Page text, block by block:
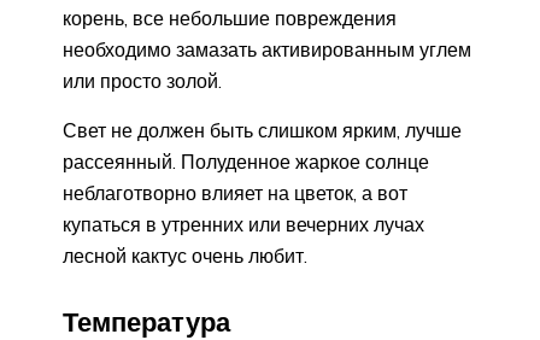
корень, все небольшие повреждения
необходимо замазать активированным углем
или просто золой.
Свет не должен быть слишком ярким, лучше
рассеянный. Полуденное жаркое солнце
неблаготворно влияет на цветок, а вот
купаться в утренних или вечерних лучах
лесной кактус очень любит.
Температура